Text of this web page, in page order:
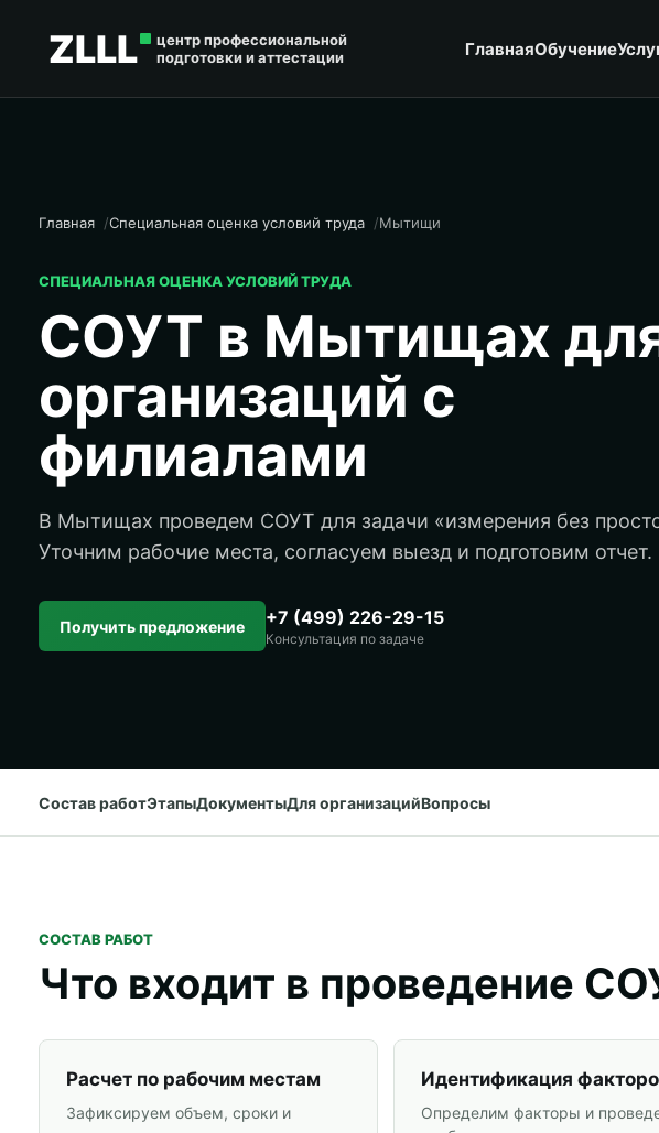
ZLLL
центр профессиональной
подготовки и аттестации
ГлавнаяОбучение
Главная Специальная оценка условий труда Мытищи
СПЕЦИАЛЬНАЯ ОЦЕНКА УСЛОВИЙ ТРУДА
СОУТ в Мытищах
организаций с
филиалами
В Мытищах проведем СОУТ для задачи «измерения без
Уточним рабочие места, согласуем выезд и подготовим отчет.
Получить предложение +7 (499) 226-29-15
Консультация по задаче
Состав работЭтапыДокументыДля организацийВопросы
СОСТАВ РАБОТ
Что входит в проведение
Расчет по рабочим местам
Зафиксируем объем, сроки и
Идентификация
Определим факторы и